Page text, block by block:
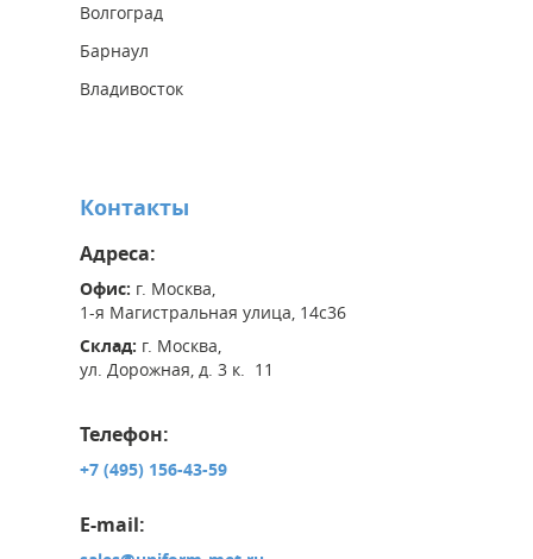
Волгоград
Барнаул
Владивосток
Контакты
Адреса:
Офис: г. Москва,
1-я Магистральная улица, 14с36
Склад: г. Москва,
ул. Дорожная, д. 3 к. 11
Телефон:
+7 (495) 156-43-59
E-mail: